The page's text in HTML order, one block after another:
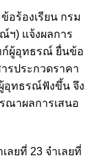
ร้องเรียน กรม
) แจ้งผลการ
ก์ผู้อุทธรณ์ ยื่นข้อ
รประกวดราคา
อุทธรณ์ฟังขึ้น จึง
ณาผลการเสนอ
ลยที่ 23 จำเลยที่